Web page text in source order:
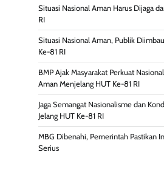
Situasi Nasional Aman Harus Dijaga
RI
Situasi Nasional Aman, Publik
Ke-81 RI
BMP Ajak Masyarakat Perkuat
Aman Menjelang HUT Ke-81 RI
Jaga Semangat Nasionalisme dan
Jelang HUT Ke-81 RI
MBG Dibenahi, Pemerintah Pastikan
Serius